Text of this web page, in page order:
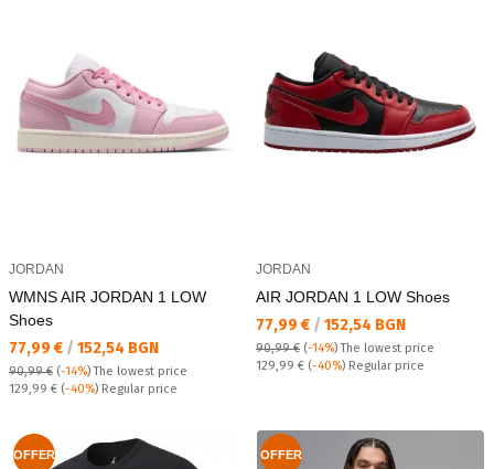
JORDAN
WMNS AIR JORDAN 1 LOW
Shoes
Текуща цена:
77,99 € / 152,54 BGN
90,99 € (-14%)The lowest price
Regular price:
129,99 € (-40%) Regular price
JORDAN
AIR JORDAN 1 LOW Shoes
Текуща цена:
77,99 € / 152,54 BGN
90,99 € (-14%)The lowest price
Regular price:
129,99 € (-40%) Regular price
OFFER OFFER